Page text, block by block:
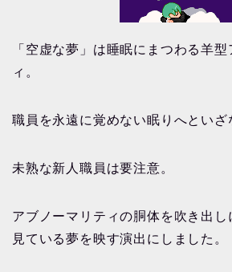
「空虚な夢」は睡眠にまつわる羊
ィ。
職員を永遠に覚めない眠りへといざ
未熟な新人職員は要注意。
アブノーマリティの胴体を吹き出
見ている夢を映す演出にしました。